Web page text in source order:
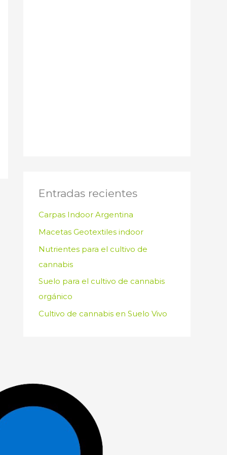
Entradas recientes
Carpas Indoor Argentina
Macetas Geotextiles indoor
Nutrientes para el cultivo de
cannabis
Suelo para el cultivo de cannabis
orgánico
Cultivo de cannabis en Suelo Vivo